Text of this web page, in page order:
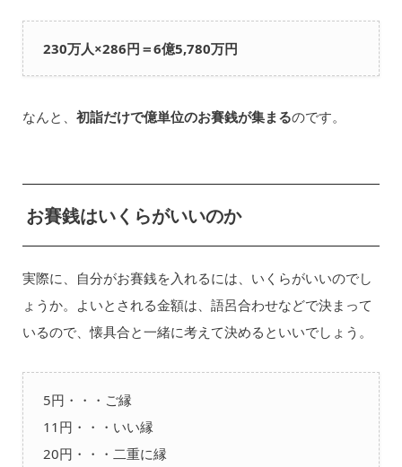
230万人×286円＝6億5,780万円
なんと、 初詣だけで億単位のお賽銭が集まるのです。
お賽銭はいくらがいいのか
実際に、自分がお賽銭を入れるには、いくらがいいのでし
ょうか。よいとされる金額は、語呂合わせなどで決まって
いるので、懐具合と一緒に考えて決めるといいでしょう。
5円・・・ご縁
11円・・・いい縁
20円・・・二重に縁